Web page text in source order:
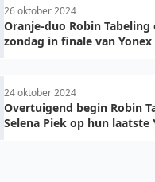
26 oktober 2024
Oranje-duo Robin Tabeling
zondag in finale van
24 oktober 2024
Overtuigend begin Robin
Selena Piek op hun laatste